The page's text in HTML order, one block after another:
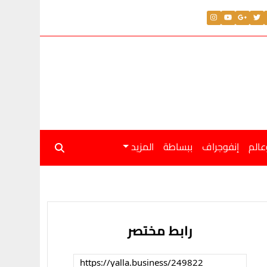
إنفوجراف ببساطة المزيد
رابط مختصر